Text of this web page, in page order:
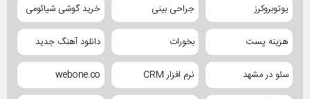
یوتوبروکرز جراحی بینی خرید گوشی شیائومی
هزینه پست بخورات دانلود آهنگ جدید
سئو در مشهد نرم افزار CRM webone.co